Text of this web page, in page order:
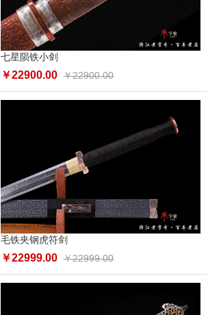
七星陨铁小剑
￥22900.00 ￥22900.00
毛铁夹钢虎符剑
￥22999.00 ￥22999.00